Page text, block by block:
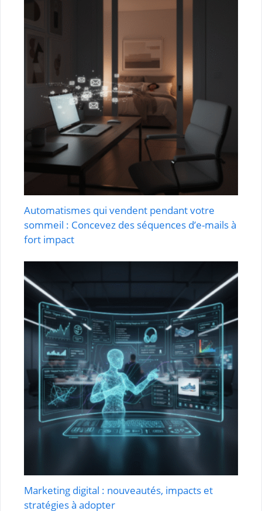
Automatismes qui vendent pendant votre
sommeil : Concevez des séquences d’e-mails à
fort impact
Marketing digital : nouveautés, impacts et
stratégies à adopter